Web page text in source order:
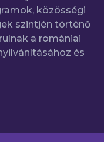
közösségi
szintjén történő
a romániai
és